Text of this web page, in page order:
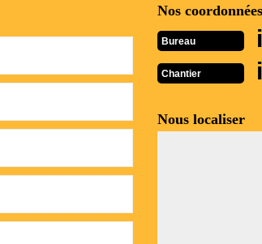
Nos coordonnées
Bureau
Chantier
Nous localiser